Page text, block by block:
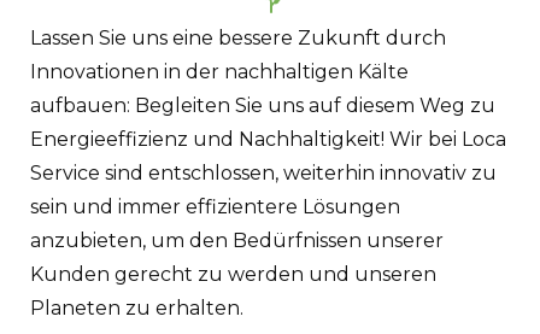
Lassen Sie uns eine bessere Zukunft durch
Innovationen in der nachhaltigen Kälte
aufbauen: Begleiten Sie uns auf diesem Weg zu
Energieeffizienz und Nachhaltigkeit! Wir bei Loca
Service sind entschlossen, weiterhin innovativ zu
sein und immer effizientere Lösungen
anzubieten, um den Bedürfnissen unserer
Kunden gerecht zu werden und unseren
Planeten zu erhalten.